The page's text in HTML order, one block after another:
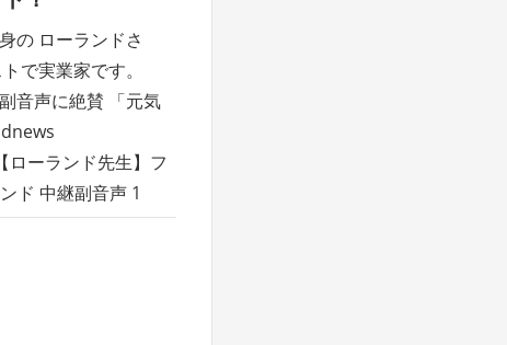
の ローランドさ
で実業家です。
音声に絶賛 「元気
ーランド先生】フ
ド 中継副音声 1